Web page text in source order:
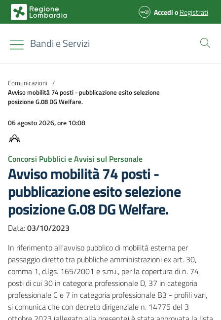
AccedioRegistrati
Bandi e Servizi
Comunicazioni /
Avviso mobilità 74 posti - pubblicazione esito selezione
posizione G.08 DG Welfare.
06 agosto 2026, ore 10:08
Concorsi Pubblici e Avvisi sul Personale
Avviso mobilità 74 posti -
pubblicazione esito selezione
posizione G.08 DG Welfare.
Data:03/10/2023
In riferimento all'avviso pubblico di mobilità esterna per
passaggio diretto tra pubbliche amministrazioni ex art. 30,
comma 1, d.lgs. 165/2001 e s.m.i., per la copertura di n. 74
posti di cui 30 in categoria professionale D, 37 in categoria
professionale C e 7 in categoria professionale B3 - profili vari,
si comunica che con decreto dirigenziale n. 14775 del 3